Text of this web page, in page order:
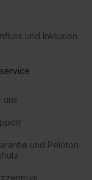
und Inklusion
uns
und Peloton